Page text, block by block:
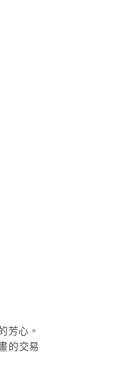
芳心。
的交易